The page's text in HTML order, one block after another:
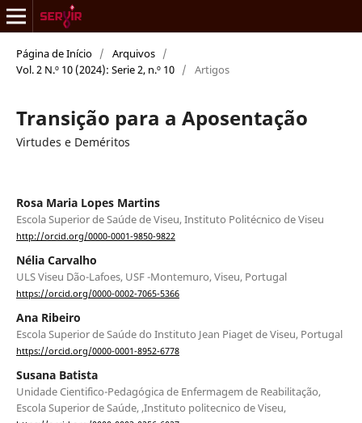
Página de Início / Arquivos /
Vol. 2 N.º 10 (2024): Serie 2, n.º 10 / Artigos
Transição para a Aposentação
Virtudes e Deméritos
Rosa Maria Lopes Martins
Escola Superior de Saúde de Viseu, Instituto Politécnico de Viseu
http://orcid.org/0000-0001-9850-9822
Nélia Carvalho
ULS Viseu Dão-Lafoes, USF -Montemuro, Viseu, Portugal
https://orcid.org/0000-0002-7065-5366
Ana Ribeiro
Escola Superior de Saúde do Instituto Jean Piaget de Viseu, Portugal
https://orcid.org/0000-0001-8952-6778
Susana Batista
Unidade Cientifico-Pedagógica de Enfermagem de Reabilitação,
Escola Superior de Saúde, ,Instituto politecnico de Viseu,